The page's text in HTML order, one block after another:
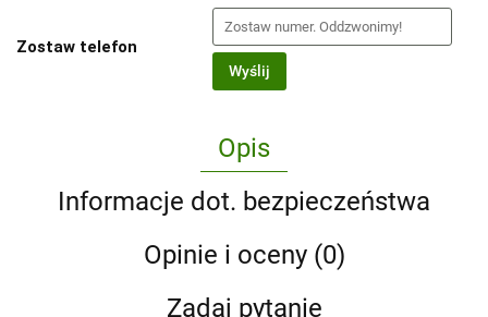
Zostaw telefon
Wyślij
Opis
Informacje dot. bezpieczeństwa
Opinie i oceny (0)
Zadaj pytanie